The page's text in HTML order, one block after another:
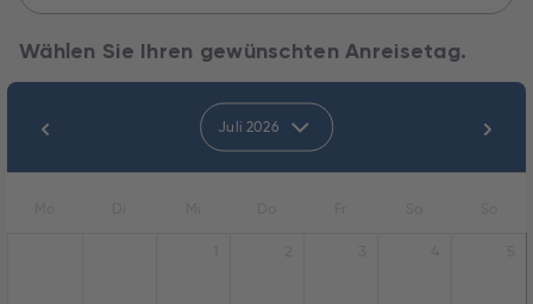
Wählen Sie Ihren gewünschten Anreisetag.
Juli 2026